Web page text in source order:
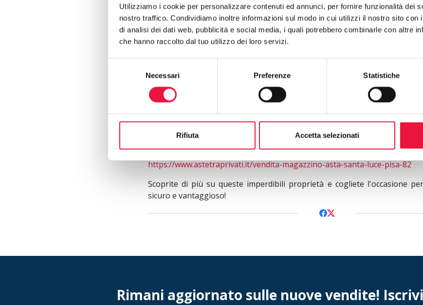
Utilizziamo i cookie per personalizzare contenuti ed annunci, per fornire funzionalità dei
nostro traffico. Condividiamo inoltre informazioni sul modo in cui utilizzi il nostro sito con
di analisi dei dati web, pubblicità e social media, i quali potrebbero combinarle con altre
che hanno raccolto dal tuo utilizzo dei loro servizi.
Necessari Preferenze Statistiche
Rifiuta Accetta selezionati
Castagneto Carducci in provincia di Livorno:
-
https://www.astetraprivati.it/vendita-magazzino-asta-castagneto-
-
https://www.astetraprivati.it/vendita-magazzino-asta-castagneto-carducci-
Nel comune pisano di Terricciola, più precisamente a
Selvatelle, si
fondo-magazzino, posto al piano terra, con porta finestra e finestra
terricciola-pisa-74
Si propone, infine, un magazzino/ripostiglio di ampia metratura sito al
diSanta Luce, in provincia di Pisa, e composto da due vani
https://www.astetraprivati.it/vendita-magazzino-asta-santa-luce-pisa-82
Scoprite di più su queste imperdibili proprietà e cogliete l'occasione
sicuro e vantaggioso!
Rimani aggiornato sulle nuove vendite!